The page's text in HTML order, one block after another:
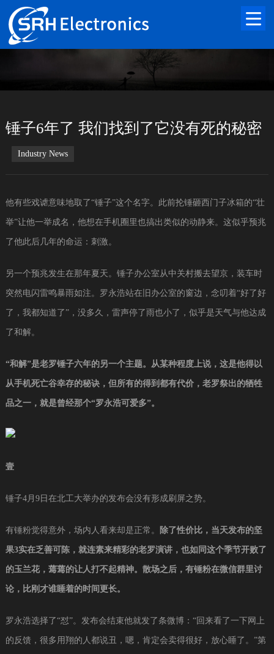
锤子6年了 我们找到了它没有死的秘密
Industry News
他有些戏谑意味地取了“锤子”这个名字。此前抡锤砸西门子冰箱的“壮
举”让他一举成名，他想在手机圈里也搞出类似的动静来。这似乎预兆
了他此后几年的命运：刺激。
另一个预兆发生在那年夏天。锤子办公室从中关村搬去望京，装车时
突然电闪雷鸣暴雨如注。罗永浩站在旧办公室的窗边，念叨着“好了好
了，我都知道了”，没多久，雷声停了雨也小了，似乎是天气与他达成
了和解。
“和解”是老罗锤子六年的另一个主题。从某种程度上说，这是他得以
从手机死亡谷幸存的秘诀，但所有的得到都有代价，老罗祭出的牺牲
品之一，就是曾经那个“罗永浩可爱多”。
壹
锤子4月9日在北工大举办的发布会没有形成刷屏之势。
有锤粉觉得意外，场内人看来却是正常。 除了性价比，当天发布的坚
果3实在乏善可陈，就连素来精彩的老罗演讲，也如同这个季节开败了
的玉兰花，蔫蔫的让人打不起精神。散场之后，有锤粉在微信群里讨
论，比刚才谁睡着的时间更长。
罗永浩选择了“怼”。发布会结束他就发了条微博：“回来看了一下网上
的反馈，很多用翔的人都说丑，嗯，肯定会卖得很好，放心睡了。”第